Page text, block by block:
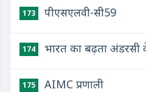
173 पीएसएलवी-सी59
174 भारत का बढ़ता अंडरसी
175 AIMC प्रणाली